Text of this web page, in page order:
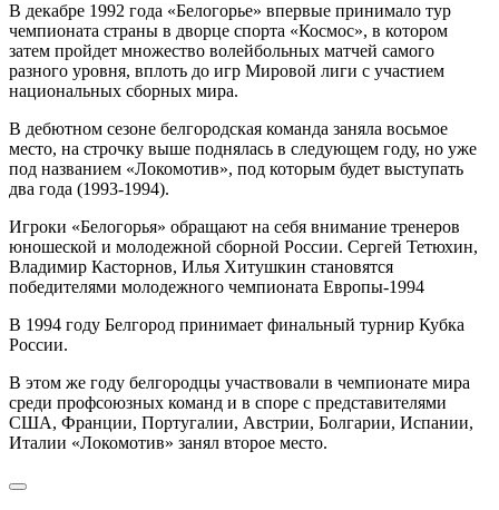
В декабре 1992 года «Белогорье» впервые принимало тур
чемпионата страны в дворце спорта «Космос», в котором
затем пройдет множество волейбольных матчей самого
разного уровня, вплоть до игр Мировой лиги с участием
национальных сборных мира.
В дебютном сезоне белгородская команда заняла восьмое
место, на строчку выше поднялась в следующем году, но уже
под названием «Локомотив», под которым будет выступать
два года (1993-1994).
Игроки «Белогорья» обращают на себя внимание тренеров
юношеской и молодежной сборной России. Сергей Тетюхин,
Владимир Касторнов, Илья Хитушкин становятся
победителями молодежного чемпионата Европы-1994
В 1994 году Белгород принимает финальный турнир Кубка
России.
В этом же году белгородцы участвовали в чемпионате мира
среди профсоюзных команд и в споре с представителями
США, Франции, Португалии, Австрии, Болгарии, Испании,
Италии «Локомотив» занял второе место.